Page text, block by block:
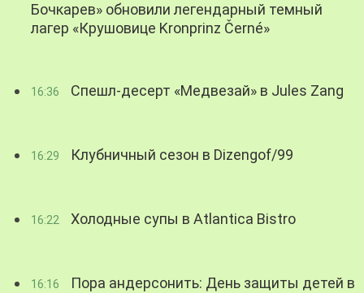
Бочкарев» обновили легендарный темный
лагер «Крушовице Kronprinz Černé»
16:36 Спешл-десерт «Медвезай» в Jules Zang
16:29 Клубничный сезон в Dizengof/99
16:22 Холодные супы в Atlantica Bistro
16:16
Пора андерсонить: День защиты детей в